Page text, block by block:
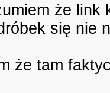
że link
się nie
że tam